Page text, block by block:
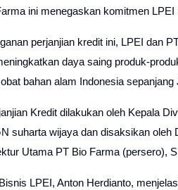
ini menegaskan komitmen
perjanjian kredit ini, LPEI dan
daya saing produk-
bahan alam Indonesia
Kredit dilakukan oleh Kepala
suharta wijaya dan disaksikan
Utama PT Bio Farma (persero),
LPEI, Anton Herdianto,